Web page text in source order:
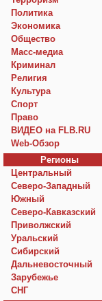
Политика
Экономика
Общество
Macc-медиа
Криминал
Религия
Культура
Спорт
Право
ВИДЕО на FLB.RU
Web-Обзор
Регионы
Центральный
Северо-Западный
Южный
Северо-Кавказский
Приволжский
Уральский
Сибирский
Дальневосточный
Зарубежье
СНГ